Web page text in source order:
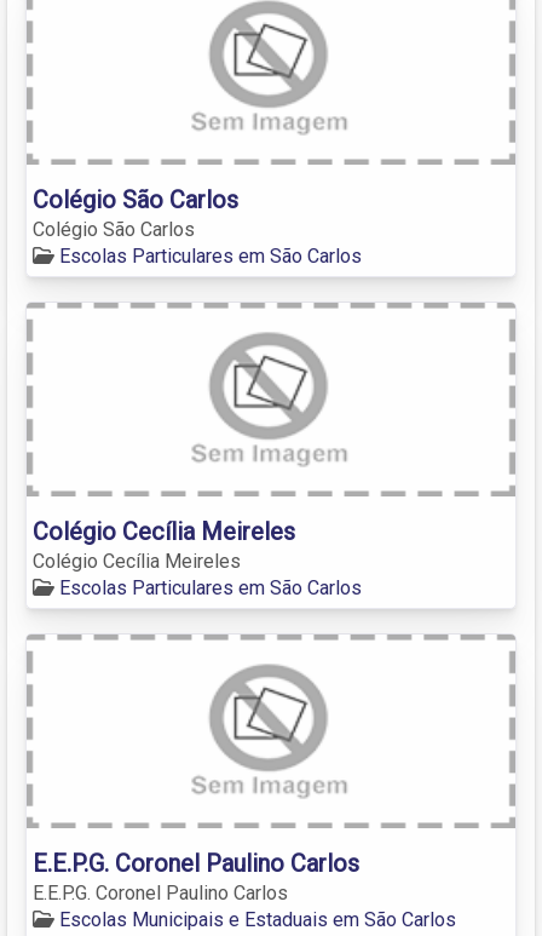
Colégio São Carlos
Colégio São Carlos
Escolas Particulares em São Carlos
Colégio Cecília Meireles
Colégio Cecília Meireles
Escolas Particulares em São Carlos
E.E.P.G. Coronel Paulino Carlos
E.E.P.G. Coronel Paulino Carlos
Escolas Municipais e Estaduais em São Carlos